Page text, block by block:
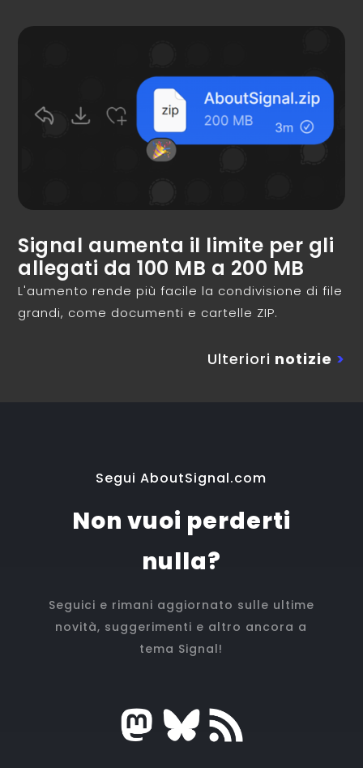
Signal aumenta il limite per gli
allegati da 100 MB a 200 MB
L'aumento rende più facile la condivisione di file
grandi, come documenti e cartelle ZIP.
Ulteriori notizie >
Segui AboutSignal.com
Non vuoi perderti
nulla?
Seguici e rimani aggiornato sulle ultime
novità, suggerimenti e altro ancora a
tema Signal!